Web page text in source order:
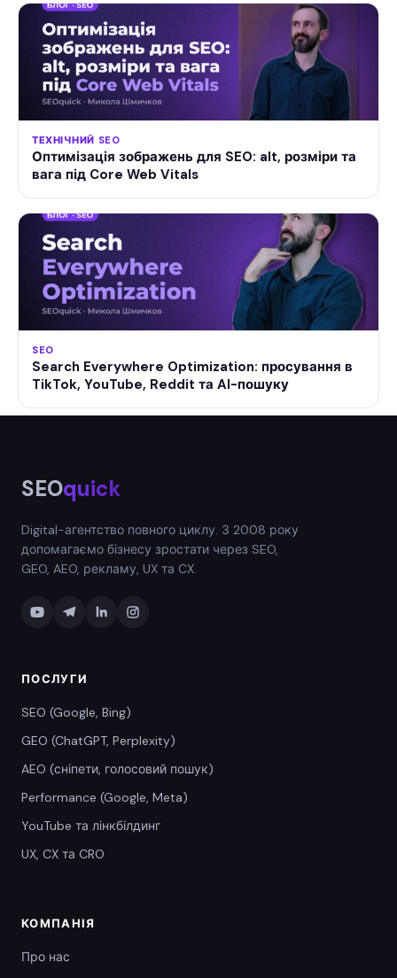
ТЕХНІЧНИЙ SEO
Оптимізація зображень для SEO: alt, розміри та
вага під Core Web Vitals
SEO
Search Everywhere Optimization: просування в
TikTok, YouTube, Reddit та AI-пошуку
SEOquick
Digital-агентство повного циклу. З 2008 року
допомагаємо бізнесу зростати через SEO,
GEO, AEO, рекламу, UX та CX.
ПОСЛУГИ
SEO (Google, Bing)
GEO (ChatGPT, Perplexity)
AEO (сніпети, голосовий пошук)
Performance (Google, Meta)
YouTube та лінкбілдинг
UX, CX та CRO
КОМПАНІЯ
Про нас